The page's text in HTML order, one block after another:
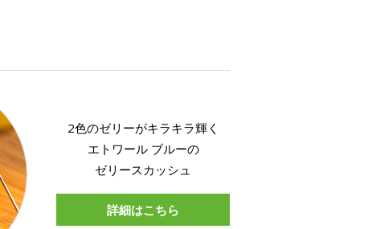
2色のゼリーがキラキラ輝く
エトワール ブルーの
ゼリースカッシュ
詳細はこちら